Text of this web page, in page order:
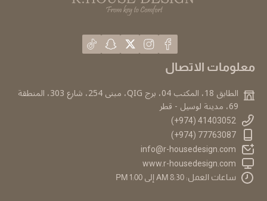
معلومات الاتصال
الطابق 18، المكتب 04، برج QIG، مبنى 254، شارع 303، المنطقة
69، مدينة لوسيل - قطر
41403052 (974+)
77763087 (974+)
info@r-housedesign.com
www.r-housedesign.com
ساعات العمل: 8:30 AM إلى 1:00 PM